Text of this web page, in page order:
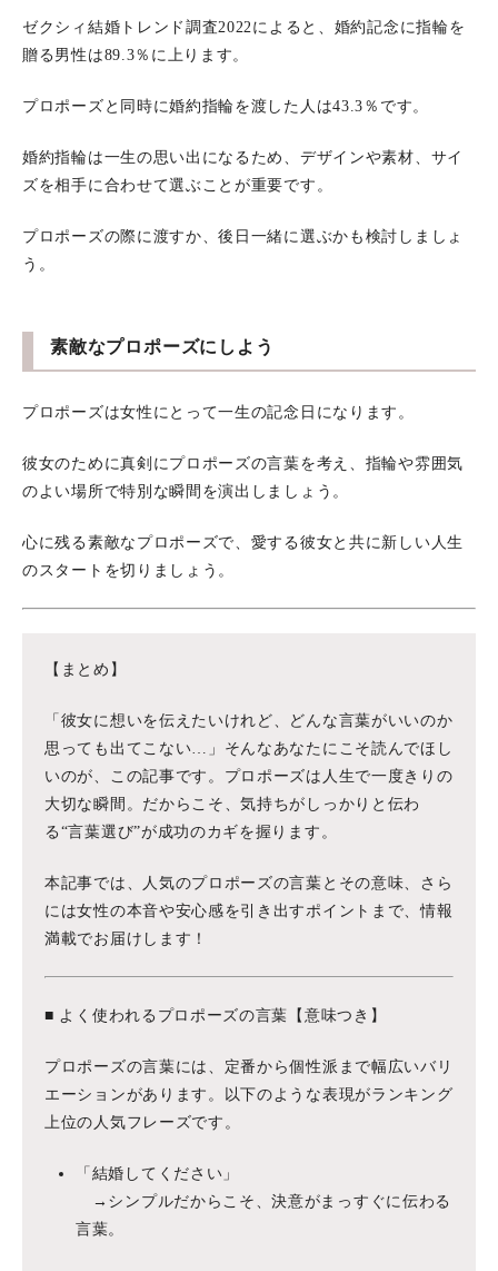
ゼクシィ結婚トレンド調査2022によると、婚約記念に指輪を
贈る男性は89.3％に上ります。
プロポーズと同時に婚約指輪を渡した人は43.3％です。
婚約指輪は一生の思い出になるため、デザインや素材、サイ
ズを相手に合わせて選ぶことが重要です。
プロポーズの際に渡すか、後日一緒に選ぶかも検討しましょ
う。
素敵なプロポーズにしよう
プロポーズは女性にとって一生の記念日になります。
彼女のために真剣にプロポーズの言葉を考え、指輪や雰囲気
のよい場所で特別な瞬間を演出しましょう。
心に残る素敵なプロポーズで、愛する彼女と共に新しい人生
のスタートを切りましょう。
【まとめ】
「彼女に想いを伝えたいけれど、どんな言葉がいいのか
思っても出てこない…」そんなあなたにこそ読んでほし
いのが、この記事です。プロポーズは人生で一度きりの
大切な瞬間。だからこそ、気持ちがしっかりと伝わ
る“言葉選び”が成功のカギを握ります。
本記事では、人気のプロポーズの言葉とその意味、さら
には女性の本音や安心感を引き出すポイントまで、情報
満載でお届けします！
■ よく使われるプロポーズの言葉【意味つき】
プロポーズの言葉には、定番から個性派まで幅広いバリ
エーションがあります。以下のような表現がランキング
上位の人気フレーズです。
「結婚してください」
→シンプルだからこそ、決意がまっすぐに伝わる
言葉。